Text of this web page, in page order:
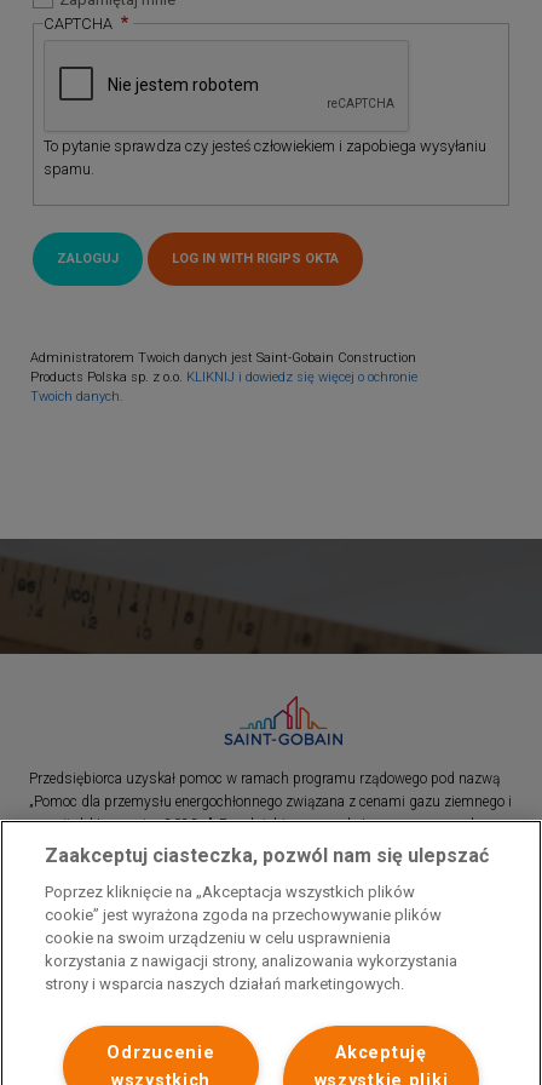
CAPTCHA
To pytanie sprawdza czy jesteś człowiekiem i zapobiega wysyłaniu
spamu.
Administratorem Twoich danych jest Saint-Gobain Construction
Products Polska sp. z o.o. KLIKNIJ i dowiedz się więcej o ochronie
Twoich danych.
Przedsiębiorca uzyskał pomoc w ramach programu rządowego pod nazwą
„Pomoc dla przemysłu energochłonnego związana z cenami gazu ziemnego i
energii elektrycznej w 2023 r.”. Przedsiębiorca uzyskał pomoc w ramach
programu rządowego pod nazwą: „Pomoc dla sektorów energochłonnych
związana z nagłymi wzrostami cen gazu ziemnego i energii elektrycznej w
2022 r.”
Zaakceptuj ciasteczka, pozwól nam się ulepszać
Poprzez kliknięcie na „Akceptacja wszystkich plików
cookie” jest wyrażona zgoda na przechowywanie plików
cookie na swoim urządzeniu w celu usprawnienia
korzystania z nawigacji strony, analizowania wykorzystania
strony i wsparcia naszych działań marketingowych.
Akceptuję
wszystkie pliki
Odrzucenie
wszystkich